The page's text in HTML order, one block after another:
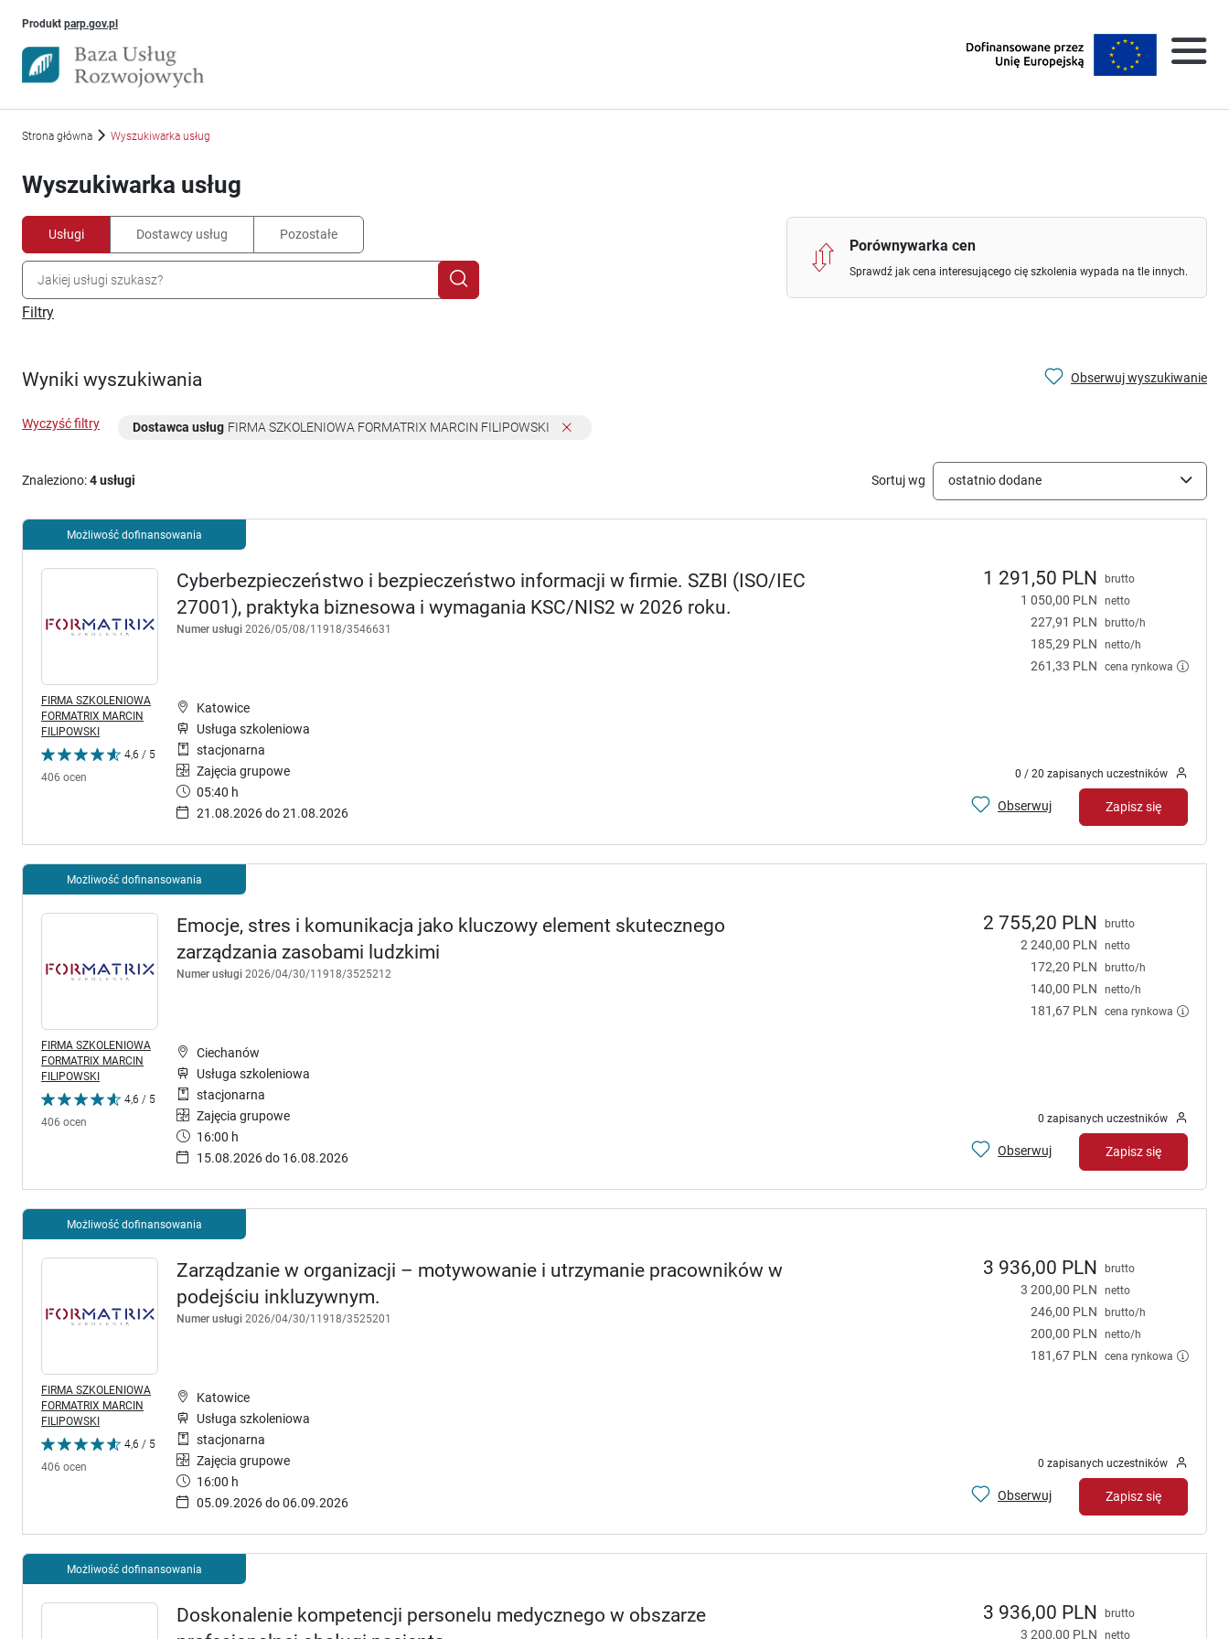
Produkt parp.gov.plUwaga, link otworzy się w nowym oknie
Strona główna Wyszukiwarka usług
Wyszukiwarka usług
Usługi Dostawcy usług Pozostałe
Porównywarka cen
Sprawdź jak cena interesującego cię szkolenia wypada na tle innych.
Filtry
Wyniki wyszukiwania Obserwuj wyszukiwanie
Wyczyść filtry Dostawca usług FIRMA SZKOLENIOWA FORMATRIX MARCIN FILIPOWSKI
Znaleziono:4 usługi Sortuj wg ostatnio dodane
Możliwość dofinansowania
Cyberbezpieczeństwo i bezpieczeństwo informacji w firmie. SZBI (ISO/IEC
27001), praktyka biznesowa i wymagania KSC/NIS2 w 2026 roku.
Numer usługi 2026/05/08/11918/3546631
FIRMA SZKOLENIOWA
FORMATRIX MARCIN
FILIPOWSKI
4,6 / 5
406 ocen
1 291,50 PLN brutto
1 050,00 PLN netto
227,91 PLN brutto/h
185,29 PLN netto/h
261,33 PLN cena rynkowa
Katowice
Usługa szkoleniowa
stacjonarna
Zajęcia grupowe
05:40 h
21.08.2026 do 21.08.2026
0 / 20 zapisanych uczestników
Obserwuj Zapisz się
Możliwość dofinansowania
Emocje, stres i komunikacja jako kluczowy element skutecznego
zarządzania zasobami ludzkimi
Numer usługi 2026/04/30/11918/3525212
FIRMA SZKOLENIOWA
FORMATRIX MARCIN
FILIPOWSKI
4,6 / 5
406 ocen
2 755,20 PLN brutto
2 240,00 PLN netto
172,20 PLN brutto/h
140,00 PLN netto/h
181,67 PLN cena rynkowa
Ciechanów
Usługa szkoleniowa
stacjonarna
Zajęcia grupowe
16:00 h
15.08.2026 do 16.08.2026
0 zapisanych uczestników
Obserwuj Zapisz się
Możliwość dofinansowania
Zarządzanie w organizacji – motywowanie i utrzymanie pracowników w
podejściu inkluzywnym.
Numer usługi 2026/04/30/11918/3525201
FIRMA SZKOLENIOWA
FORMATRIX MARCIN
FILIPOWSKI
4,6 / 5
406 ocen
3 936,00 PLN brutto
3 200,00 PLN netto
246,00 PLN brutto/h
200,00 PLN netto/h
181,67 PLN cena rynkowa
Katowice
Usługa szkoleniowa
stacjonarna
Zajęcia grupowe
16:00 h
05.09.2026 do 06.09.2026
0 zapisanych uczestników
Obserwuj Zapisz się
Możliwość dofinansowania
Doskonalenie kompetencji personelu medycznego w obszarze
3 936,00 PLN brutto
3 200,00 PLN netto